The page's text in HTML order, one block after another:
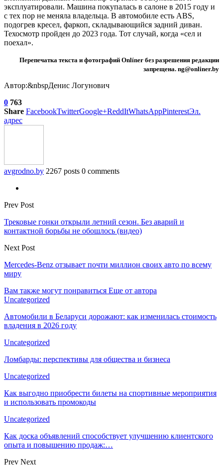
эксплуатировали. Машина покупалась в салоне в 2015 году и
с тех пор не меняла владельца. В автомобиле есть ABS,
подогрев кресел, фаркоп, складывающийся задний диван.
Техосмотр пройден до 2023 года. Тот случай, когда «сел и
поехал».
Перепечатка текста и фотографий Onlíner без разрешения редакции
запрещена. ng@onliner.by
Автор:&nbspДенис Логунович
0 763
Share FacebookTwitterGoogle+ReddItWhatsAppPinterestЭл.
адрес
avgrodno.by 2267 posts 0 comments
Prev Post
Трековые гонки открыли летний сезон. Без аварий и
контактной борьбы не обошлось (видео)
Next Post
Mercedes-Benz отзывает почти миллион своих авто по всему
миру
Вам также могут понравиться Еще от автора
Uncategorized
Автомобили в Беларуси дорожают: как изменилась стоимость
владения в 2026 году
Uncategorized
Ломбарды: перспективы для общества и бизнеса
Uncategorized
Как выгодно приобрести билеты на спортивные мероприятия
и использовать промокоды
Uncategorized
Как доска объявлений способствует улучшению клиентского
опыта и повышению продаж:…
Prev Next